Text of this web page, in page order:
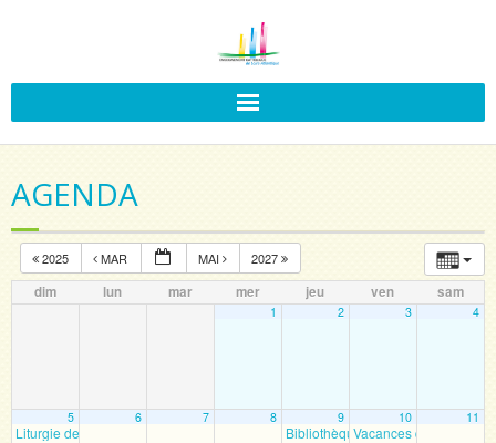
AGENDA
2025 MAR MAI 2027
dim lun mar mer jeu ven sam
1 2 3 4
5
Liturgie des enfants
6 7 8 9
Bibliothèque9 h 00 min
10
Vacances de
11